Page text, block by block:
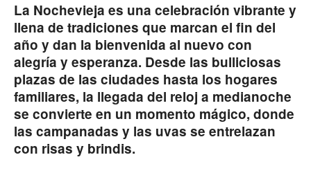
La Nochevieja es una celebración vibrante y
llena de tradiciones que marcan el fin del
año y dan la bienvenida al nuevo con
alegría y esperanza. Desde las bulliciosas
plazas de las ciudades hasta los hogares
familiares, la llegada del reloj a medianoche
se convierte en un momento mágico, donde
las campanadas y las uvas se entrelazan
con risas y brindis.